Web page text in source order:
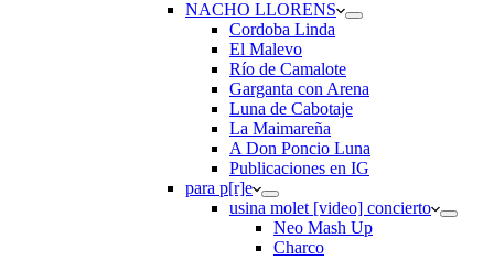
NACHO LLORENS
Cordoba Linda
El Malevo
Río de Camalote
Garganta con Arena
Luna de Cabotaje
La Maimareña
A Don Poncio Luna
Publicaciones en IG
para p[r]e
usina molet [video] concierto
Neo Mash Up
Charco